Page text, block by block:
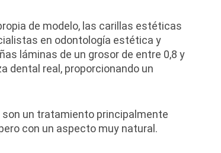
de modelo, las carillas estéticas
en odontología estética y
láminas de un grosor de entre 0,8 y
dental real, proporcionando un
un tratamiento principalmente
con un aspecto muy natural.